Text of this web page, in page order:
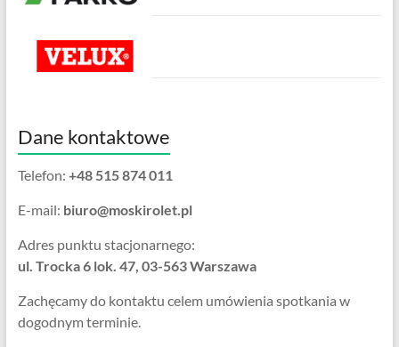
Dane kontaktowe
Telefon: +48 515 874 011
E-mail: biuro@moskirolet.pl
Adres punktu stacjonarnego:
ul. Trocka 6 lok. 47, 03-563 Warszawa
Zachęcamy do kontaktu celem umówienia spotkania w
dogodnym terminie.